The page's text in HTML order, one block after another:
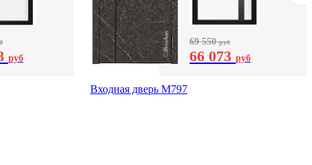
руб
69 550руб
66 073руб
Входная дверь М797